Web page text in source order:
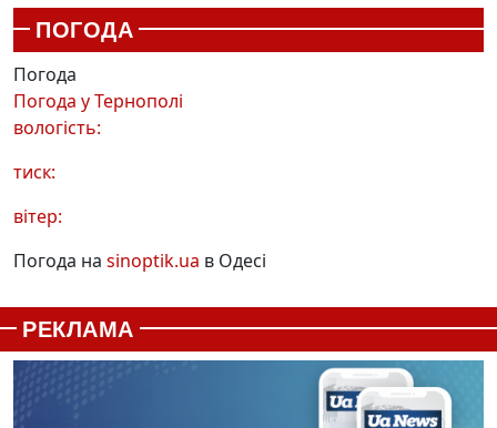
ПОГОДА
Погода
Погода уТернополі
вологість:
тиск:
вітер:
Погода на sinoptik.ua в Одесі
РЕКЛАМА